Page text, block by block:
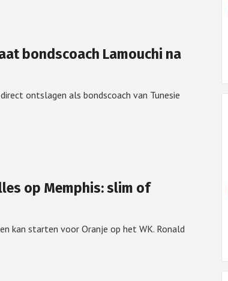
bondscoach Lamouchi na
ontslagen als bondscoach van Tunesie
op Memphis: slim of
kan starten voor Oranje op het WK. Ronald